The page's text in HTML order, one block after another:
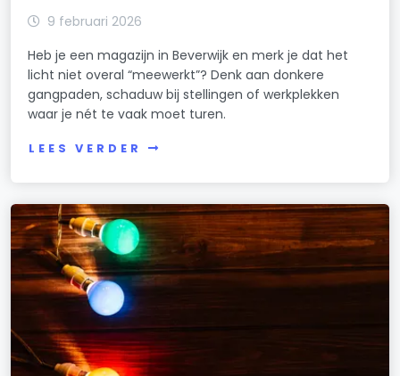
9 februari 2026
Heb je een magazijn in Beverwijk en merk je dat het
licht niet overal “meewerkt”? Denk aan donkere
gangpaden, schaduw bij stellingen of werkplekken
waar je nét te vaak moet turen.
LEES VERDER